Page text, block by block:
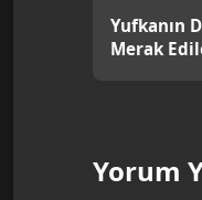
Yufkanın
Merak
Yorum